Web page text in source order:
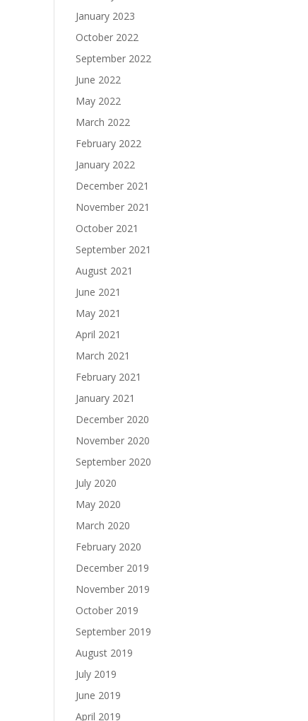
January 2023
October 2022
September 2022
June 2022
May 2022
March 2022
February 2022
January 2022
December 2021
November 2021
October 2021
September 2021
August 2021
June 2021
May 2021
April 2021
March 2021
February 2021
January 2021
December 2020
November 2020
September 2020
July 2020
May 2020
March 2020
February 2020
December 2019
November 2019
October 2019
September 2019
August 2019
July 2019
June 2019
April 2019